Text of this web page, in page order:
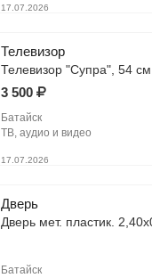
17.07.2026
Телевизор
Телевизор "Супра", 54
3 500
Батайск
ТВ, аудио и видео
17.07.2026
Дверь
Дверь мет. пластик.
Батайск